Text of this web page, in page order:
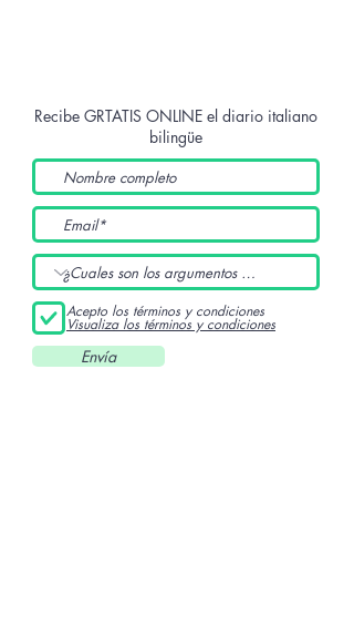
Recibe GRTATIS ONLINE el diario italiano
bilingüe
Acepto los términos y condiciones
Visualiza los términos y condiciones
Envía